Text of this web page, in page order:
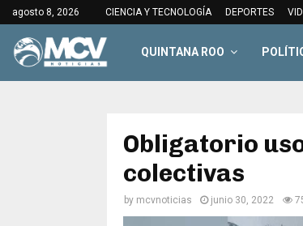
agosto 8, 2026 CIENCIA Y TECNOLOGÍA DEPORTES
QUINTANA ROO
Obligatorio
colectivas
by mcvnoticias junio 30, 2022